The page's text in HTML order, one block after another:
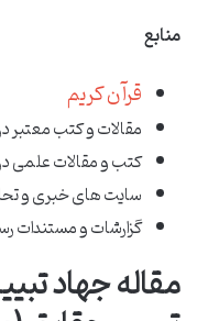
منابع
قرآن کریم
مقالات و کتب معتبر
کتب و مقالات علمی
سایت های خبری و
گزارشات و مستندات
مقاله جهاد